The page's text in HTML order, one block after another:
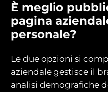
È meglio
pagina
personale?
Le due opzioni si
aziendale gestisce il
analisi demografiche